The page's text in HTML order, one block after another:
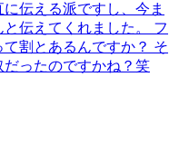
伝える派ですし、今ま
伝えてくれました。 フ
割とあるんですか？ そ
ったのですかね？笑